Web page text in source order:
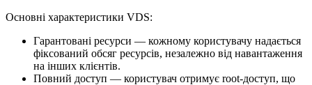
Основні характеристики VDS:
Гарантовані ресурси — кожному користувачу надається
фіксований обсяг ресурсів, незалежно від навантаження
на інших клієнтів.
Повний доступ — користувач отримує root-доступ, що